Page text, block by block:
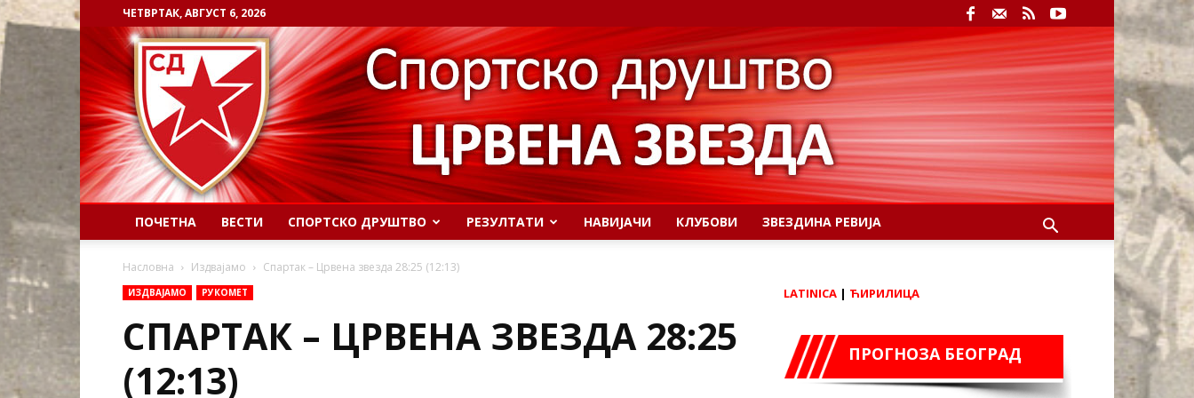
ЧЕТВРТАК, АВГУСТ 6, 2026
ПОЧЕТНА ВЕСТИ СПОРТСКО ДРУШТВО РЕЗУЛТАТИ НАВИЈАЧИ КЛУБОВИ ЗВЕЗДИНА РЕВИЈА
Насловна Издвајамо Спартак – Црвена звезда 28:25 (12:13)
ИЗДВАЈАМО РУКОМЕТ
СПАРТАК – ЦРВЕНА ЗВЕЗДА 28:25
(12:13)
LATINICA | ЋИРИЛИЦА
ПРОГНОЗА БЕОГРАД